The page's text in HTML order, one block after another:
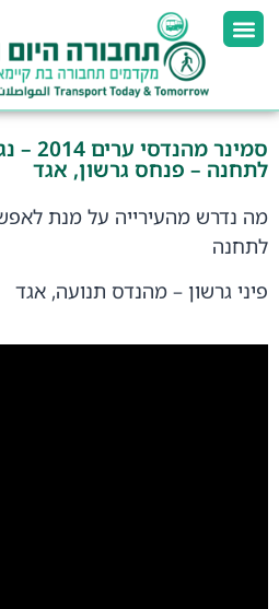
סמינר
לתחנה – פנחס גרשון, אגד
מה נדרש מהעירייה על מנת
לתחנה
פיני גרשון – מהנדס תנועה, אגד